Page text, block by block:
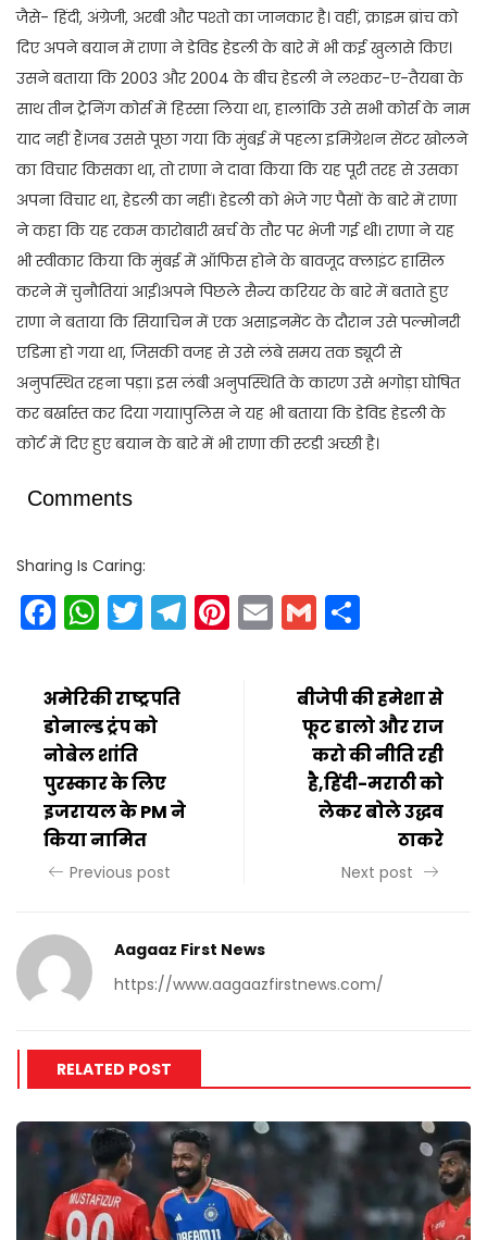
जैसे- हिंदी, अंग्रेजी, अरबी और पश्तो का जानकार है। वहीं, क्राइम ब्रांच को
दिए अपने बयान में राणा ने डेविड हेडली के बारे में भी कई खुलासे किए।
उसने बताया कि 2003 और 2004 के बीच हेडली ने लश्कर-ए-तैयबा के
साथ तीन ट्रेनिंग कोर्स में हिस्सा लिया था, हालांकि उसे सभी कोर्स के नाम
याद नहीं हैं।जब उससे पूछा गया कि मुंबई में पहला इमिग्रेशन सेंटर खोलने
का विचार किसका था, तो राणा ने दावा किया कि यह पूरी तरह से उसका
अपना विचार था, हेडली का नहीं। हेडली को भेजे गए पैसों के बारे में राणा
ने कहा कि यह रकम कारोबारी खर्च के तौर पर भेजी गई थी। राणा ने यह
भी स्वीकार किया कि मुंबई में ऑफिस होने के बावजूद क्लाइंट हासिल
करने में चुनौतियां आईं।अपने पिछले सैन्य करियर के बारे में बताते हुए
राणा ने बताया कि सियाचिन में एक असाइनमेंट के दौरान उसे पल्मोनरी
एडिमा हो गया था, जिसकी वजह से उसे लंबे समय तक ड्यूटी से
अनुपस्थित रहना पड़ा। इस लंबी अनुपस्थिति के कारण उसे भगोड़ा घोषित
कर बर्खास्त कर दिया गया।पुलिस ने यह भी बताया कि डेविड हेडली के
कोर्ट में दिए हुए बयान के बारे में भी राणा की स्टडी अच्छी है।
Comments
Sharing Is Caring:
Facebook
WhatsApp
Twitter
Telegram
Pinterest
EmailGmail
अमेरिकी राष्ट्रपति
डोनाल्ड ट्रंप को
नोबेल शांति
पुरस्कार के लिए
इजरायल के PM ने
किया नामित
Previous post
बीजेपी की हमेशा से
फूट डालो और राज
करो की नीति रही
है,हिंदी-मराठी को
लेकर बोले उद्धव
ठाकरे
Next post
Aagaaz First News
https://www.aagaazfirstnews.com/
RELATED POST